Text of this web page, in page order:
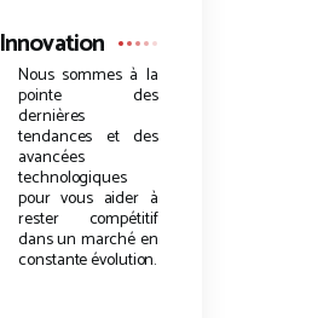
Innovation
Nous sommes à la
pointe des
dernières
tendances et des
avancées
technologiques
pour vous aider à
rester compétitif
dans un marché en
constante évolution.